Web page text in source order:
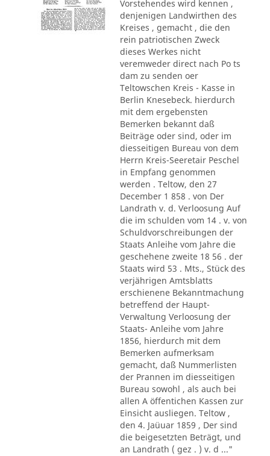
Vorstehendes wird kennen ,
denjenigen Landwirthen des
Kreises , gemacht , die den
rein patriotischen Zweck
dieses Werkes nicht
veremweder direct nach Po ts
dam zu senden oer
Teltowschen Kreis - Kasse in
Berlin Knesebeck. hierdurch
mit dem ergebensten
Bemerken bekannt daß
Beiträge oder sind, oder im
diesseitigen Bureau von dem
Herrn Kreis-Seeretair Peschel
in Empfang genommen
werden . Teltow, den 27
December 1 858 . von Der
Landrath v. d. Verloosung Auf
die im schulden vom 14 . v. von
Schuldvorschreibungen der
Staats Anleihe vom Jahre die
geschehene zweite 18 56 . der
Staats wird 53 . Mts., Stück des
verjährigen Amtsblatts
erschienene Bekanntmachung
betreffend der Haupt-
Verwaltung Verloosung der
Staats- Anleihe vom Jahre
1856, hierdurch mit dem
Bemerken aufmerksam
gemacht, daß Nummerlisten
der Prannen im diesseitigen
Bureau sowohl , als auch bei
allen A öffentichen Kassen zur
Einsicht ausliegen. Teltow ,
den 4. Jaüuar 1859 , Der sind
die beigesetzten Beträgt, und
an Landrath ( gez . ) v. d ..."